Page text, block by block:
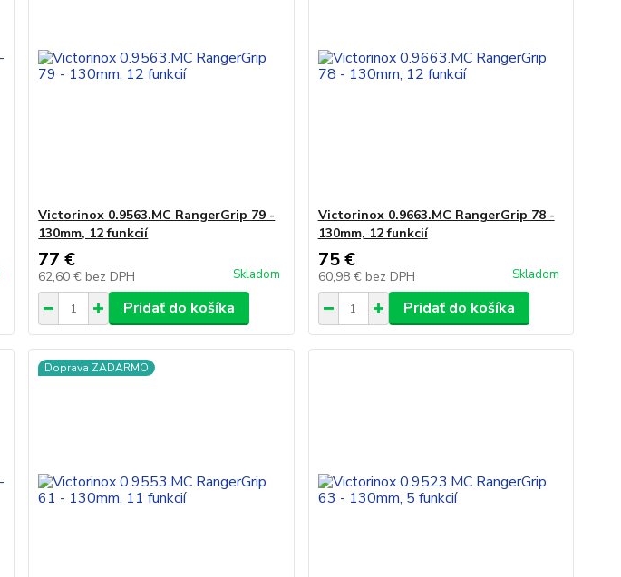
Victorinox 0.9563.MC RangerGrip 79 -
130mm, 12 funkcií
77 €
62,60 € bez DPH Skladom
Pridať do košíka
Victorinox 0.9663.MC RangerGrip 78 -
130mm, 12 funkcií
75 €
60,98 € bez DPH Skladom
Pridať do košíka
Doprava ZADARMO